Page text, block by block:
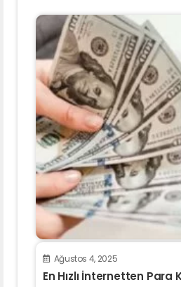
Ağustos 4, 2025
En Hızlı İnternetten Para